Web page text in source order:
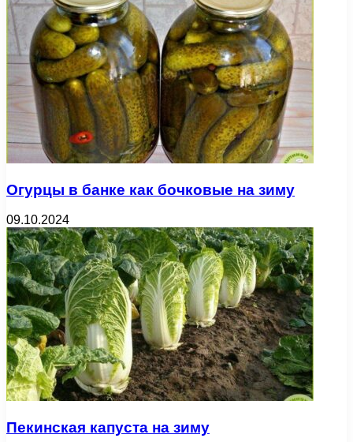
Огурцы в банке как бочковые на зиму
09.10.2024
Пекинская капуста на зиму